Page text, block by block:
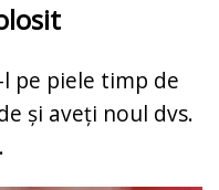
pe piele timp de
și aveți noul dvs.